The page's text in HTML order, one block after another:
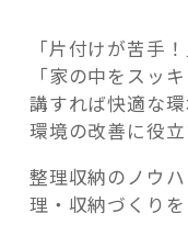
「片付けが苦手
「家の中をスッ
講すれば快適な
環境の改善に役立
整理収納のノウ
理・収納づくり